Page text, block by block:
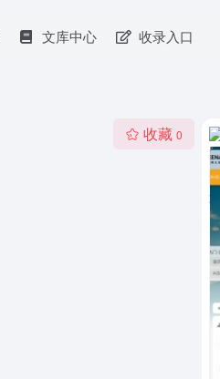
文库中心 收录入口
收藏 0